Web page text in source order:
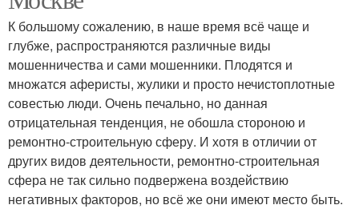
К большому сожалению, в наше время всё чаще и
глубже, распространяются различные виды
мошенничества и сами мошенники. Плодятся и
множатся аферисты, жулики и просто нечистоплотные
совестью люди. Очень печально, но данная
отрицательная тенденция, не обошла стороною и
ремонтно-строительную сферу. И хотя в отличии от
других видов деятельности, ремонтно-строительная
сфера не так сильно подвержена воздействию
негативных факторов, но всё же они имеют место быть.